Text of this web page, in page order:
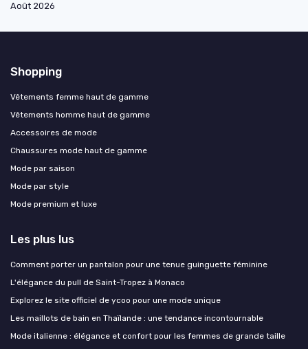
Août 2026
Shopping
Vêtements femme haut de gamme
Vêtements homme haut de gamme
Accessoires de mode
Chaussures mode haut de gamme
Mode par saison
Mode par style
Mode premium et luxe
Les plus lus
Comment porter un pantalon pour une tenue guinguette féminine
L'élégance du pull de Saint-Tropez à Monaco
Explorez le site officiel de ycoo pour une mode unique
Les maillots de bain en Thaïlande : une tendance incontournable
Mode italienne : élégance et confort pour les femmes de grande taille